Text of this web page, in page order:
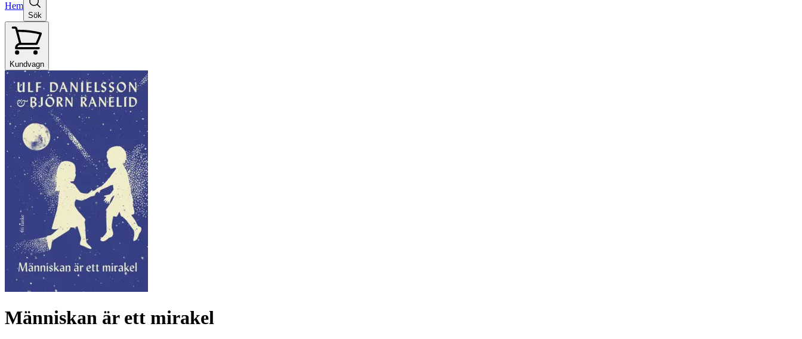
Hem
Sök
Kundvagn
Människan är ett mirakel